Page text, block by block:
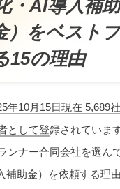
・AI導入補
）をベスト
15の理由
年10月15日現在 5,689
として登録されています
ンナー合同会社を選ん
補助金）を依頼する理